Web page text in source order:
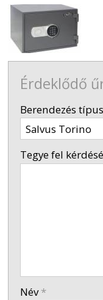
Érdeklődő
Berendezés
Tegye fel
Név*